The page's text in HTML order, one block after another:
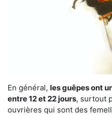
En général, les guêpes ont
entre 12 et 22 jours, surtout
ouvrières qui sont des